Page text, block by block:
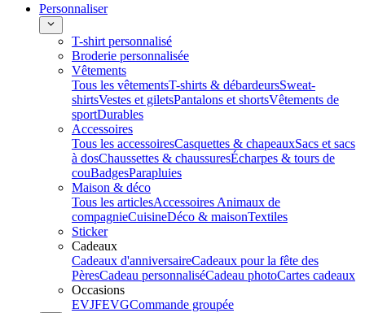
Personnaliser
T-shirt personnalisé
Broderie personnalisée
Vêtements
Tous les vêtementsT-shirts & débardeursSweat-
shirtsVestes et giletsPantalons et shortsVêtements de
sportDurables
Accessoires
Tous les accessoiresCasquettes & chapeauxSacs et sacs
à dosChaussettes & chaussuresÉcharpes & tours de
couBadgesParapluies
Maison & déco
Tous les articlesAccessoires Animaux de
compagnieCuisineDéco & maisonTextiles
Sticker
Cadeaux
Cadeaux d'anniversaireCadeaux pour la fête des
PèresCadeau personnaliséCadeau photoCartes cadeaux
Occasions
EVJFEVGCommande groupée